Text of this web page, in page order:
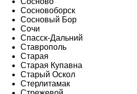
Сосновоборск
Сосновый Бор
Сочи
Спасск-Дальний
Ставрополь
Старая
Старая Купавна
Старый Оскол
Стерлитамак